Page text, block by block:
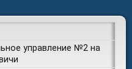
управление №2 на